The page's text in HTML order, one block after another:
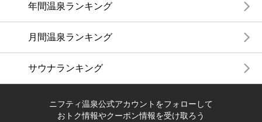
年間温泉ランキング
月間温泉ランキング
サウナランキング
ニフティ温泉公式アカウントをフォローして
おトク情報やクーポン情報を受け取ろう